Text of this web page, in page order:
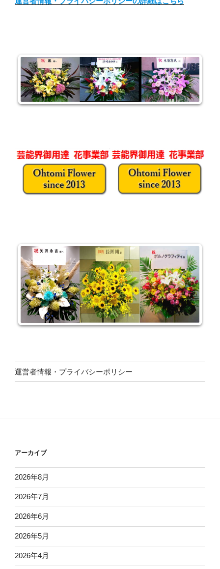
運営者情報・プライバシーポリシー
アーカイブ
2026年8月
2026年7月
2026年6月
2026年5月
2026年4月